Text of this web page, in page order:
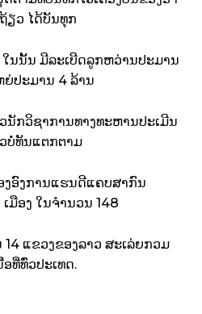
ຽວ ໄດ້​ບັນທຸກ
ໃນ​ນັ້ນ ມີ​ລະເບີດ​ລູກ​ຫວ່ານ​ປະມານ
ປະມານ 4 ລ້ານ
ກ​ວິຊາການ​ທາງ​ທະຫານ​ປະ​ເມີນ​
ບໍ່​ທັນ​ແຕກ​ຕາມ
ງ​ອົງການແຮນ​ດີ​ແຄບ​ສາກົນ
ມືອງ ໃນ​ຈຳນວນ 148
14 ແຂວງ​ຂອງ​ລາວ ສະເລ່ຍ​ກວມ
ອທີ່​ທົ່ວ​ປະເທດ.